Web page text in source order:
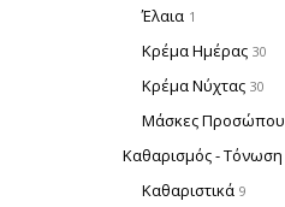
Έλαια 1
Κρέμα Ημέρας 30
Κρέμα Νύχτας 30
Μάσκες Προσώπου
Καθαρισμός - Τόνωση
Καθαριστικά 9